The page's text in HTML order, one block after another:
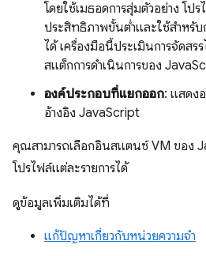
โดยใช้เมธอดการสุ่มตัวอย่าง โป
ประสิทธิภาพขั้นต่ำและใช้สำหรับ
ได้ เครื่องมือนี้ประเมินการจัดสร
สแต็กการดำเนินการของ
องค์ประกอบที่แยกออก: แสดง
อ้างอิง JavaScript
คุณสามารถเลือกอินสแตนซ์ VM ของ
โปรไฟล์แต่ละรายการได้
ดูข้อมูลเพิ่มเติมได้ที่
แก้ปัญหาเกี่ยวกับหน่วยความจำ